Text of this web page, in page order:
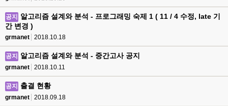
공지
알고리즘 설계와 분석 - 프로그래밍 숙제 1 ( 11 / 4 수정, late 기
간 변경 )
grmanet 2018.10.18
공지 알고리즘 설계와 분석 - 중간고사 공지
grmanet 2018.10.11
공지 출결 현황
grmanet 2018.09.18